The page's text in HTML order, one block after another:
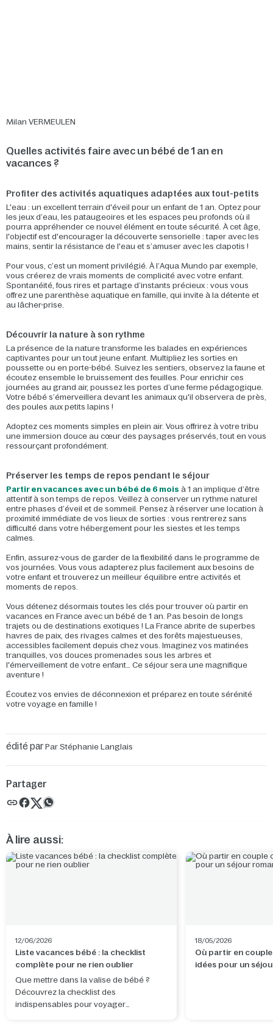
Milan VERMEULEN
Quelles activités faire avec un bébé de 1 an en
vacances ?
Profiter des activités aquatiques adaptées aux tout-petits
L'eau : un excellent terrain d'éveil pour un enfant de 1 an. Optez pour
les jeux d’eau, les pataugeoires et les espaces peu profonds où il
pourra appréhender ce nouvel élément en toute sécurité. À cet âge,
l'objectif est d'encourager la découverte sensorielle : taper avec les
mains, sentir la résistance de l'eau et s’amuser avec les clapotis !
Pour vous, c’est un moment privilégié. À l’Aqua Mundo par exemple,
vous créerez de vrais moments de complicité avec votre enfant.
Spontanéité, fous rires et partage d’instants précieux : vous vous
offrez une parenthèse aquatique en famille, qui invite à la détente et
au lâcher-prise.
Découvrir la nature à son rythme
La présence de la nature transforme les balades en expériences
captivantes pour un tout jeune enfant. Multipliez les sorties en
poussette ou en porte-bébé. Suivez les sentiers, observez la faune et
écoutez ensemble le bruissement des feuilles. Pour enrichir ces
journées au grand air, poussez les portes d’une ferme pédagogique.
Votre bébé s’émerveillera devant les animaux qu'il observera de près,
des poules aux petits lapins !
Adoptez ces moments simples en plein air. Vous offrirez à votre tribu
une immersion douce au cœur des paysages préservés, tout en vous
ressourçant profondément.
Préserver les temps de repos pendant le séjour
Partir en vacances avec un bébé de 6 mois à 1 an implique d’être
attentif à son temps de repos. Veillez à conserver un rythme naturel
entre phases d’éveil et de sommeil. Pensez à réserver une location à
proximité immédiate de vos lieux de sorties : vous rentrerez sans
difficulté dans votre hébergement pour les siestes et les temps
calmes.
Enfin, assurez-vous de garder de la flexibilité dans le programme de
vos journées. Vous vous adapterez plus facilement aux besoins de
votre enfant et trouverez un meilleur équilibre entre activités et
moments de repos.
Vous détenez désormais toutes les clés pour trouver où partir en
vacances en France avec un bébé de 1 an. Pas besoin de longs
trajets ou de destinations exotiques ! La France abrite de superbes
havres de paix, des rivages calmes et des forêts majestueuses,
accessibles facilement depuis chez vous. Imaginez vos matinées
tranquilles, vos douces promenades sous les arbres et
l'émerveillement de votre enfant… Ce séjour sera une magnifique
aventure !
Écoutez vos envies de déconnexion et préparez en toute sérénité
votre voyage en famille !
édité parPar Stéphanie Langlais
Partager
À lire aussi:
12/06/2026
Liste vacances bébé : la checklist
complète pour ne rien oublier
Que mettre dans la valise de bébé ?
Découvrez la checklist des
indispensables pour voyager
18/05/2026
Où partir en
idées pour un